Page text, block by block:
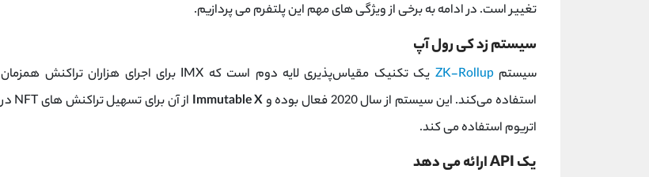
تغییر است. در ادامه به برخی از ویژگی های مهم این پلتفرم می پردازیم.
سیستم زد کی رول آپ
سیستمZK-Rollup
یک تکنیک مقیاس‌پذیری لایه دوم است که IMX برای اجرای هزاران تراکنش همزمان
استفاده می‌کند. این سیستم از سال 2020 فعال بوده و
Immutable X
از آن برای تسهیل تراکنش های NFT در
اتریوم استفاده می کند.
یک API ارائه می دهد